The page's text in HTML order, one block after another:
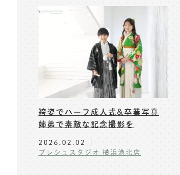
袴姿でハーフ成人式&卒業写真
姉弟で素敵な記念撮影を
2026.02.02
プレシュスタジオ 横浜港北店